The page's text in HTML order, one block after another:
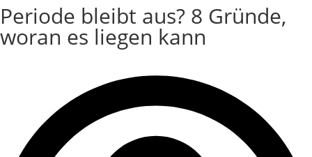
Periode bleibt aus? 8 Gründe,
woran es liegen kann